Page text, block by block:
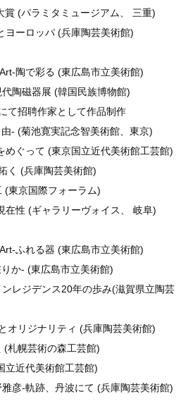
賞 (パラミタミュージアム、 三重)
ヨーロッパ (兵庫陶芸美術館)
陶で彩る (東広島市立美術館)
陶磁器展 (韓国民族博物館)
て招聘作家として作品制作
- (菊池寛実記念智美術館、東京)
めぐって (東京国立近代美術館工芸館)
く (兵庫陶芸美術館)
(東京国際フォーラム)
在性 (ギャラリーヴォイス、 岐阜)
ふれる器 (東広島市立美術館)
か- (東広島市立美術館)
レジデンス20年の歩み(滋賀県立陶芸
オリジナリティ (兵庫陶芸美術館)
札幌芸術の森工芸館)
立近代美術館工芸館)
彦‐軌跡、丹波にて (兵庫陶芸美術館)